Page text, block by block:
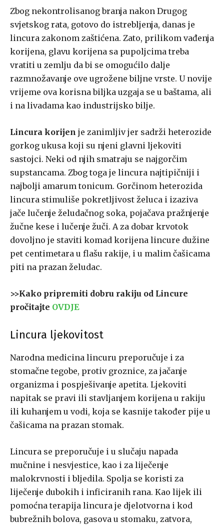
Zbog nekontrolisanog branja nakon Drugog
svjetskog rata, gotovo do istrebljenja, danas je
lincura zakonom zaštićena. Zato, prilikom vađenja
korijena, glavu korijena sa pupoljcima treba
vratiti u zemlju da bi se omogućilo dalje
razmnožavanje ove ugrožene biljne vrste. U novije
vrijeme ova korisna biljka uzgaja se u baštama, ali
i na livadama kao industrijsko bilje.
Lincura korijen je zanimljiv jer sadrži heterozide
gorkog ukusa koji su njeni glavni ljekoviti
sastojci. Neki od njih smatraju se najgorčim
supstancama. Zbog toga je lincura najtipičniji i
najbolji amarum tonicum. Gorčinom heterozida
lincura stimuliše pokretljivost želuca i izaziva
jače lučenje želudačnog soka, pojačava pražnjenje
žučne kese i lučenje žuči. A za dobar krvotok
dovoljno je staviti komad korijena lincure dužine
pet centimetara u flašu rakije, i u malim čašicama
piti na prazan želudac.
>>Kako pripremiti dobru rakiju od Lincure
pročitajte OVDJE
Lincura ljekovitost
Narodna medicina lincuru preporučuje i za
stomačne tegobe, protiv groznice, za jačanje
organizma i pospješivanje apetita. Ljekoviti
napitak se pravi ili stavljanjem korijena u rakiju
ili kuhanjem u vodi, koja se kasnije također pije u
čašicama na prazan stomak.
Lincura se preporučuje i u slučaju napada
mučnine i nesvjestice, kao i za liječenje
malokrvnosti i bljedila. Spolja se koristi za
liječenje dubokih i inficiranih rana. Kao lijek ili
pomoćna terapija lincura je djelotvorna i kod
bubrežnih bolova, gasova u stomaku, zatvora,